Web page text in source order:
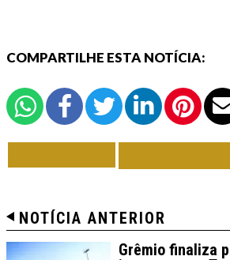
COMPARTILHE ESTA NOTÍCIA:
NOTÍCIA ANTERIOR
Grêmio finaliza